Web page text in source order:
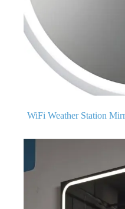
WiFi Weather Station